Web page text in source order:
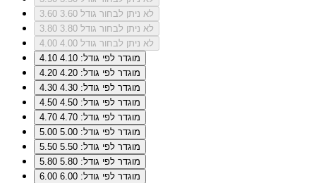
3.60
לא ניתן לבחור גודל 3.60
3.80
לא ניתן לבחור גודל 3.80
4.00
לא ניתן לבחור גודל 4.00
4.10
מוגדר לפי גודל: 4.10
4.20
מוגדר לפי גודל: 4.20
4.30
מוגדר לפי גודל: 4.30
4.50
מוגדר לפי גודל: 4.50
4.70
מוגדר לפי גודל: 4.70
5.00
מוגדר לפי גודל: 5.00
5.50
מוגדר לפי גודל: 5.50
5.80
מוגדר לפי גודל: 5.80
6.00
מוגדר לפי גודל: 6.00